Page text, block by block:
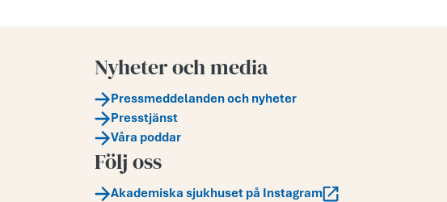
Nyheter och media
Pressmeddelanden och nyheter
Presstjänst
Våra poddar
Följ oss
Akademiska sjukhuset på Instagram